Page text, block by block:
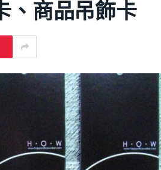
、商品吊飾卡